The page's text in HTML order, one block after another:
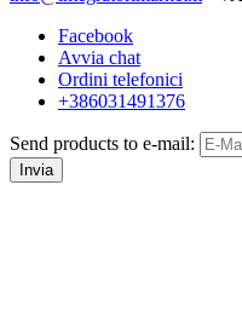
Facebook
Avvia chat
Ordini telefonici
+386031491376
Send products to e-mail:
Invia